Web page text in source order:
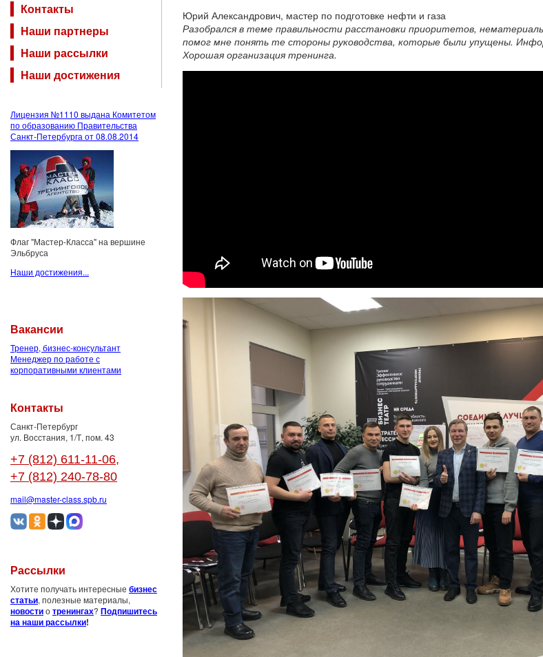
Контакты
Наши партнеры
Наши рассылки
Наши достижения
Лицензия №1110 выдана Комитетом
по образованию Правительства
Санкт-Петербурга от 08.08.2014
Флаг "Мастер-Класса" на вершине
Эльбруса
Наши достижения...
Вакансии
Тренер, бизнес-консультант
Менеджер по работе с
корпоративными клиентами
Контакты
Санкт-Петербург
ул. Восстания, 1/Т, пом. 43
+7 (812) 611-11-06,
+7 (812) 240-78-80
mail@master-class.spb.ru
Рассылки
Хотите получать интересные бизнес
статьи, полезные материалы,
новостиотренингах? Подпишитесь
на наши рассылки!
Юрий Александрович, мастер по подготовке нефти и газа
Разобрался в теме правильности расстановки приоритетов,
помог мне понять те стороны руководства, которые были упущены.
Хорошая организация тренинга.